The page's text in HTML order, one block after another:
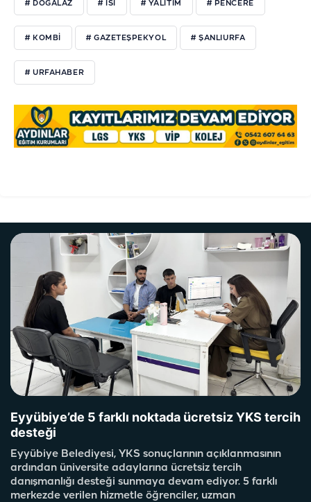
# DOĞALAZ # ISI # YALITIM # PENCERE
# KOMBI # GAZETEŞPEKYOL # ŞANLIURFA
# URFAHABER
Eyyübiye’de 5 farklı noktada ücretsiz YKS tercih
desteği
Eyyübiye Belediyesi, YKS sonuçlarının açıklanmasının
ardından üniversite adaylarına ücretsiz tercih
danışmanlığı desteği sunmaya devam ediyor. 5 farklı
merkezde verilen hizmetle öğrenciler, uzman